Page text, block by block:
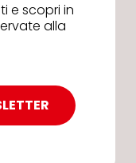
e scopri in
alla